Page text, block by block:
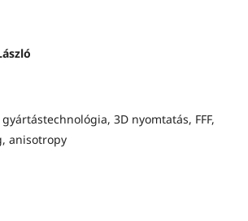
3D nyomtatás, FFF,
anisotropy